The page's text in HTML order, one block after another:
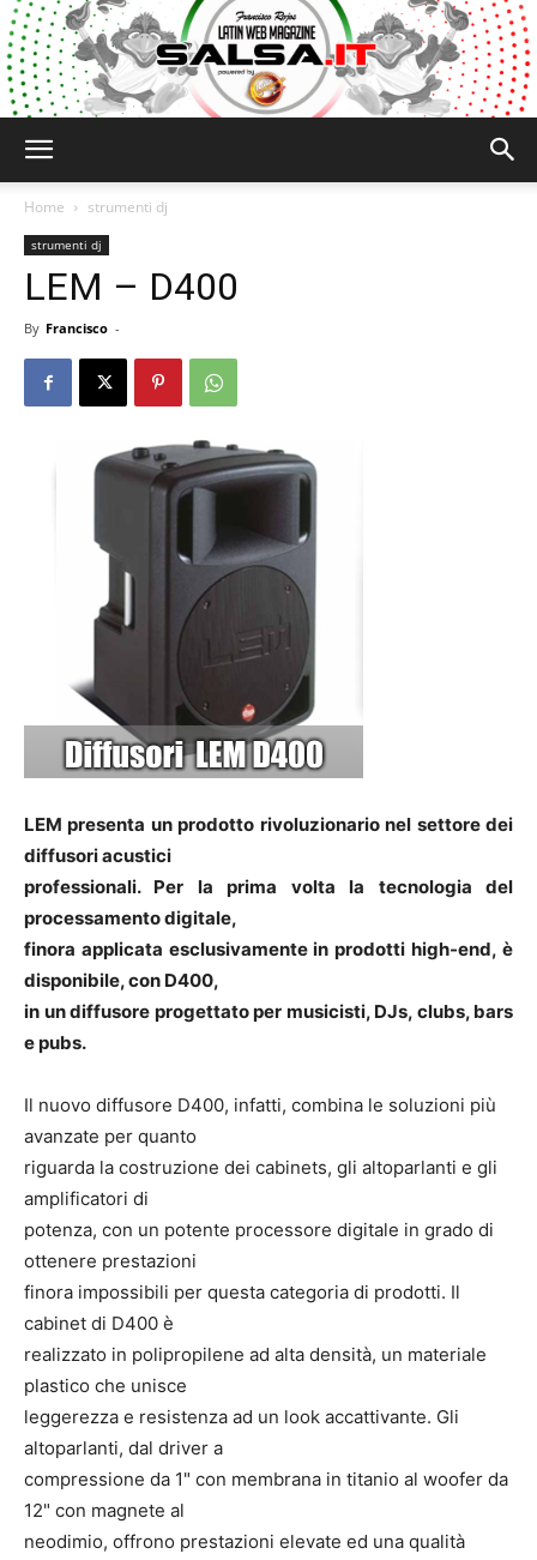
Home strumenti dj
strumenti dj
LEM – D400
By Francisco -
LEM presenta un prodotto rivoluzionario nel settore dei
diffusori acustici
professionali. Per la prima volta la tecnologia del
processamento digitale,
finora applicata esclusivamente in prodotti high-end, è
disponibile, con D400,
in un diffusore progettato per musicisti, DJs, clubs, bars
e pubs.
Il nuovo diffusore D400, infatti, combina le soluzioni più
avanzate per quanto
riguarda la costruzione dei cabinets, gli altoparlanti e gli
amplificatori di
potenza, con un potente processore digitale in grado di
ottenere prestazioni
finora impossibili per questa categoria di prodotti. Il
cabinet di D400 è
realizzato in polipropilene ad alta densità, un materiale
plastico che unisce
leggerezza e resistenza ad un look accattivante. Gli
altoparlanti, dal driver a
compressione da 1" con membrana in titanio al woofer da
12" con magnete al
neodimio, offrono prestazioni elevate ed una qualità